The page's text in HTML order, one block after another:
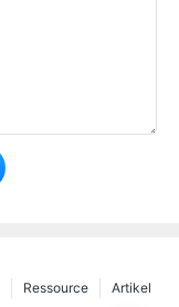
Artikel
Ressource